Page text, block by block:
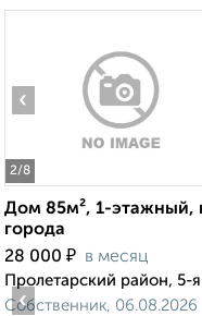
2/8
‹
Дом 85м², 1-этажный,
города
28 000 ₽ в месяц
Пролетарский район, 5-
Собственник, 06.08.2026
‹